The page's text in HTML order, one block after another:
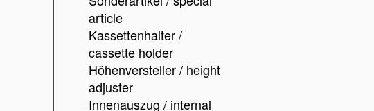
article
Kassettenhalter /
cassette holder
Höhenversteller / height
adjuster
Innenauszug / internal